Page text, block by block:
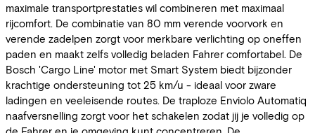
maximale transportprestaties wil combineren met maximaal
rijcomfort. De combinatie van 80 mm verende voorvork en
verende zadelpen zorgt voor merkbare verlichting op oneffen
paden en maakt zelfs volledig beladen Fahrer comfortabel. De
Bosch 'Cargo Line' motor met Smart System biedt bijzonder
krachtige ondersteuning tot 25 km/u - ideaal voor zware
ladingen en veeleisende routes. De traploze Enviolo Automatiq
naafversnelling zorgt voor het schakelen zodat jij je volledig op